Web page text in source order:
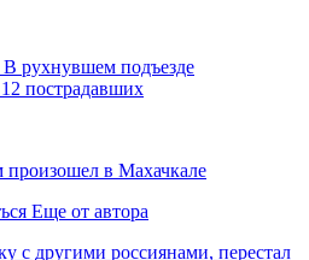
рухнувшем подъезде
пострадавших
в Махачкале
Еще от автора
с другими россиянами, перестал